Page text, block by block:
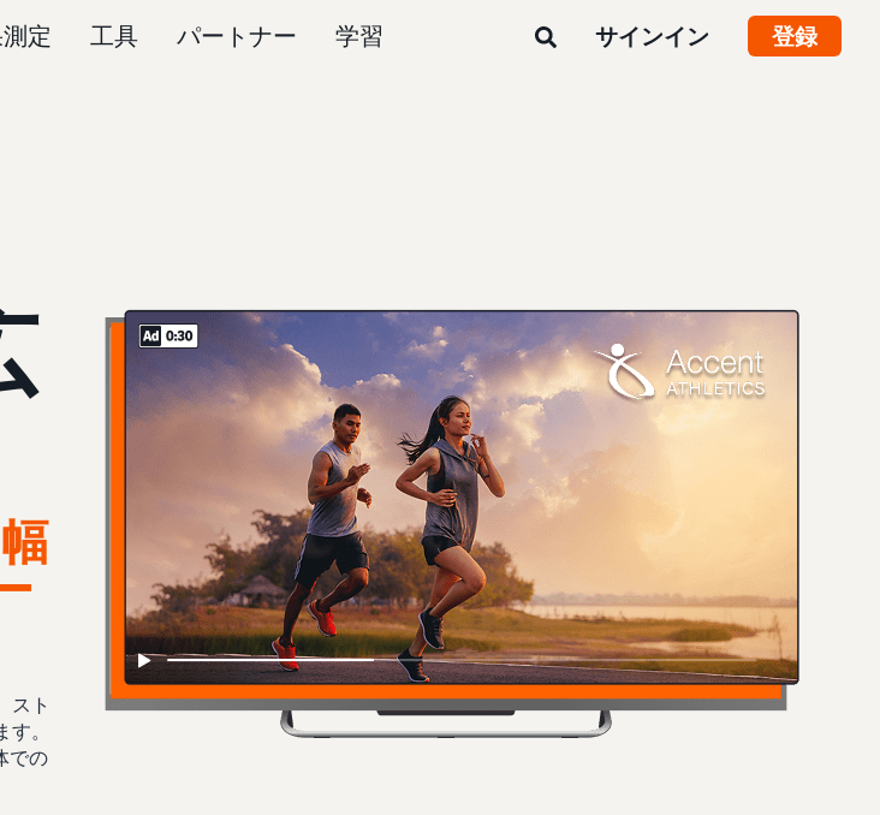
定 工具 パートナー 学習 サインイン 登録
スト
。
での